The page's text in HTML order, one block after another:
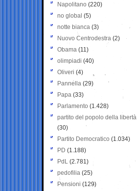
Napolitano (220)
no global (5)
notte bianca (3)
Nuovo Centrodestra (2)
Obama (11)
olimpiadi (40)
Oliveri (4)
Pannella (29)
Papa (33)
Parlamento (1.428)
partito del popolo della libertà
(30)
Partito Democratico (1.034)
PD (1.188)
PdL (2.781)
pedofilia (25)
Pensioni (129)